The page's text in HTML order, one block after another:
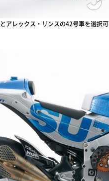
アレックス・リンスの42号車を選択可